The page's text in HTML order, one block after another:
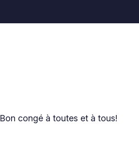
Bon congé à toutes et à tous!